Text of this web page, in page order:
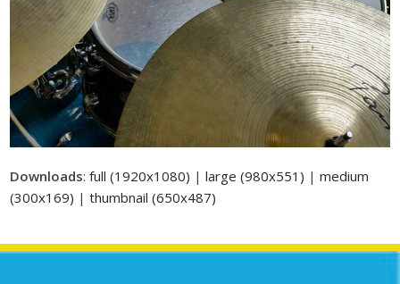
Downloads:full (1920x1080) |large (980x551) |medium
(300x169) |thumbnail (650x487)